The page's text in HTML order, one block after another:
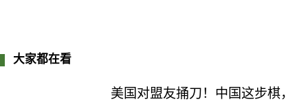
大家都在看
美国对盟友捅刀！中国这步棋，